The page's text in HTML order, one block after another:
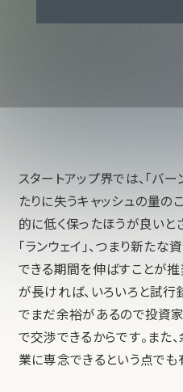
スタートアップ界では、「バ
たりに失うキャッシュの量の
的に低く保ったほうが良いと
「ランウェイ」、つまり新た
できる期間を伸ばすことが推
が長ければ、いろいろと試
でまだ余裕があるので投資
で交渉できるからです。また
業に専念できるという点でも